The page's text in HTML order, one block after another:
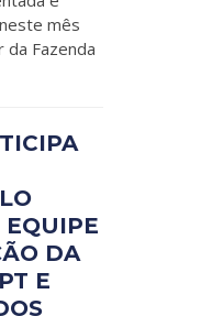
mês
Fazenda
EQUIPE
DA
E